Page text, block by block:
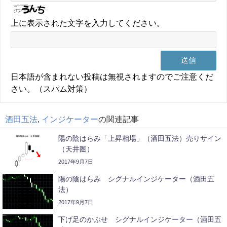
上に表示された文字を入力してください。
日本語が含まれない投稿は無視されますのでご注意くだ
さい。（スパム対策）
酒田五法, インジケーターの関連記事
陽の陰はらみ「上昇相場」（酒田五法）売りサイン
（天井圏）
2017年9月7日
陽の陰はらみ シグナルインジケーター（酒田五
法）
2017年9月7日
下げ足のかぶせ シグナルインジケーター（酒田五